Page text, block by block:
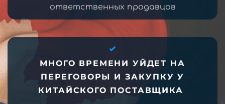
ответственных продавцов
МНОГО ВРЕМЕНИ УЙДЕТ НА
ПЕРЕГОВОРЫ И ЗАКУПКУ У
КИТАЙСКОГО ПОСТАВЩИКА